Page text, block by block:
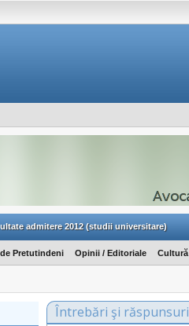
admitere 2012 (studii universitare)
Pretutindeni Opinii / Editoriale Cultură
Întrebări şi răspunsuri